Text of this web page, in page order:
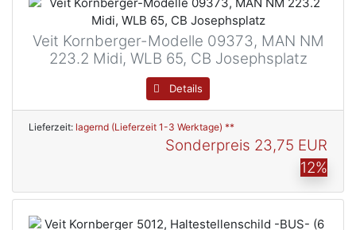
Veit Kornberger-Modelle 09373, MAN NM
223.2 Midi, WLB 65, CB Josephsplatz
Details
Lieferzeit: lagernd (Lieferzeit 1-3 Werktage) **
Sonderpreis 23,75 EUR
12%